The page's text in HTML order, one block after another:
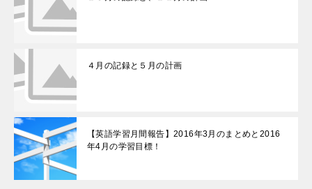
４月の記録と５月の計画
【英語学習月間報告】2016年3月のまとめと2016
年4月の学習目標！